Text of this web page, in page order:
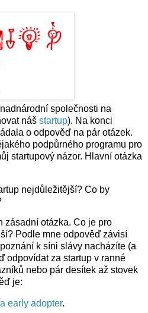
společnosti na
náš startup). Na konci
o odpověď na pár otázek.
podpůrného programu pro
startupový názor. Hlavní otázka
nejdůležitější? Co by
zásadní otázka. Co je pro
Podle mne odpověď závisí
k síni slávy nacházíte (a
odpovídat za startup v ranné
nebo pár desítek až stovek
je:
early adopter.